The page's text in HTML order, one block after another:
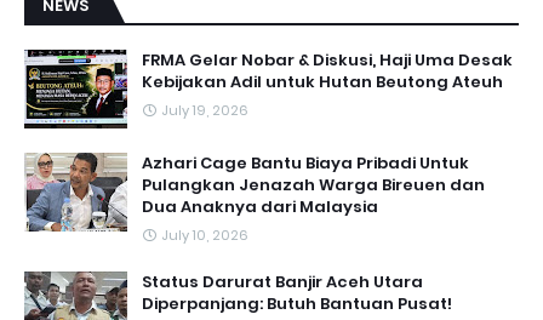
NEWS
FRMA Gelar Nobar & Diskusi, Haji Uma Desak
Kebijakan Adil untuk Hutan Beutong Ateuh
July 19, 2026
Azhari Cage Bantu Biaya Pribadi Untuk
Pulangkan Jenazah Warga Bireuen dan
Dua Anaknya dari Malaysia
July 10, 2026
Status Darurat Banjir Aceh Utara
Diperpanjang: Butuh Bantuan Pusat!